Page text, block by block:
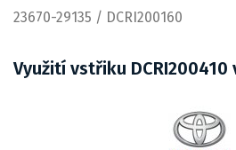
23670-29135 / DCRI200160
Využití vstřiku